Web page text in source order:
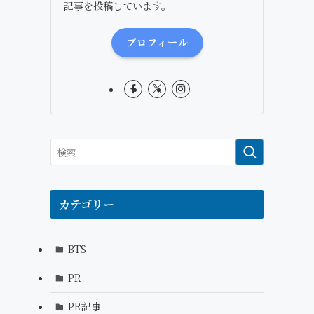
記事を投稿しています。
プロフィール
カテゴリー
BTS
PR
PR記事